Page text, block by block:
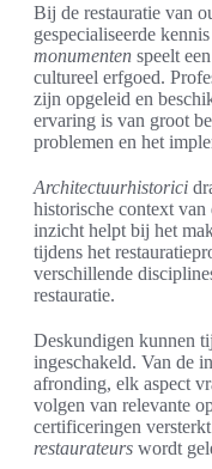
Bij de restauratie van
gespecialiseerde
monumenten speelt
cultureel erfgoed.
zijn opgeleid en
ervaring is van groot
problemen en het
Architectuurhistorici
historische context van
inzicht helpt bij het
tijdens het
verschillende
restauratie.
Deskundigen kunnen
ingeschakeld. Van de
afronding, elk aspect
volgen van relevante
certificeringen
restaurateurs wordt